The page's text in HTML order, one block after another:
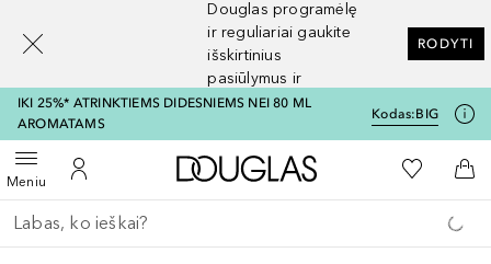
Douglas programėlę
ir reguliariai gaukite
išskirtinius
pasiūlymus ir
nuolaidas
RODYTI
IKI 25%* ATRINKTIEMS DIDESNIEMS NEI 80 ML
AROMATAMS
Kodas:BIG
MeniuAtidaryti meniuĮ mano paskyrą
Į Douglas pagrindinį
Į mano
Į
Grįžk atgal
Vykdykite paiešką
[navigation.slideout.screenreader]